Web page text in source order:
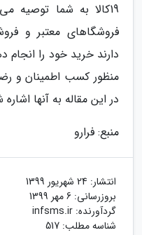
19کالا به شما توصیه
فروشگاهای معتبر و
دارند خرید خود را
منظور کسب اطمینان و
در این مقاله به آنها
منبع: فرارو
انتشار: 24 شهریور 1399
بروزرسانی: 6 مهر 1399
گردآورنده: infsms.ir
شناسه مطلب: 517